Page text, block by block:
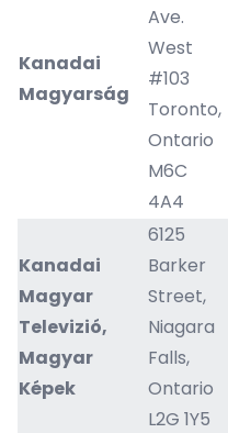
Kanadai
Magyarság
Ave.
West
#103
Toronto,
Ontario
M6C
4A4
Kanadai
Magyar
Televizió,
Magyar
Képek ​
6125
Barker
Street,
Niagara
Falls,
Ontario
L2G 1Y5